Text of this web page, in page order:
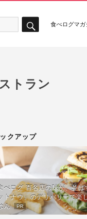
食べログマガ
トラン
クアップ
べログ 百名店の味が、並ば
トナウ」のデリバリーで楽
ん
PR